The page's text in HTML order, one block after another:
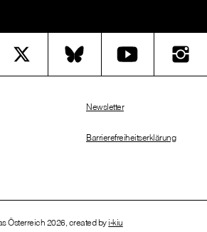
Österreich 2026, created by i-kiu
Newsletter
Barrierefreiheitserklärung